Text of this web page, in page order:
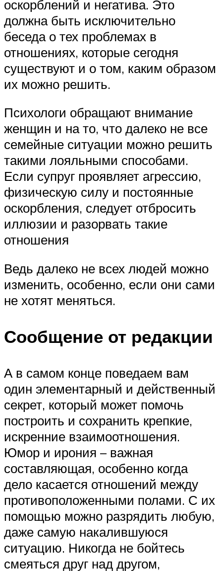
оскорблений и негатива. Это
должна быть исключительно
беседа о тех проблемах в
отношениях, которые сегодня
существуют и о том, каким образом
их можно решить.
Психологи обращают внимание
женщин и на то, что далеко не все
семейные ситуации можно решить
такими лояльными способами.
Если супруг проявляет агрессию,
физическую силу и постоянные
оскорбления, следует отбросить
иллюзии и разорвать такие
отношения
Ведь далеко не всех людей можно
изменить, особенно, если они сами
не хотят меняться.
Сообщение от редакции
А в самом конце поведаем вам
один элементарный и действенный
секрет, который может помочь
построить и сохранить крепкие,
искренние взаимоотношения.
Юмор и ирония – важная
составляющая, особенно когда
дело касается отношений между
противоположенными полами. С их
помощью можно разрядить любую,
даже самую накалившуюся
ситуацию. Никогда не бойтесь
смеяться друг над другом,